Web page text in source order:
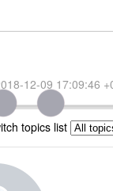
12-09 17:09:46
topics list